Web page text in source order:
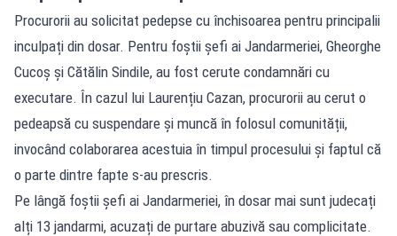
Procurorii au solicitat pedepse cu închisoarea pentru principalii
inculpați din dosar. Pentru foștii șefi ai Jandarmeriei, Gheorghe
Cucoș și Cătălin Sindile, au fost cerute condamnări cu
executare. În cazul lui Laurențiu Cazan, procurorii au cerut o
pedeapsă cu suspendare și muncă în folosul comunității,
invocând colaborarea acestuia în timpul procesului și faptul că
o parte dintre fapte s-au prescris.
Pe lângă foștii șefi ai Jandarmeriei, în dosar mai sunt judecați
alți 13 jandarmi, acuzați de purtare abuzivă sau complicitate.